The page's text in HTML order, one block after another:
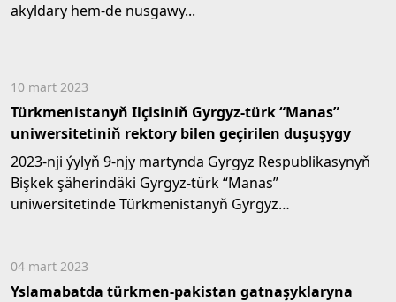
akyldary hem-de nusgawy...
10 mart 2023
Türkmenistanyň Ilçisiniň Gyrgyz-türk “Manas”
uniwersitetiniň rektory bilen geçirilen duşuşygy
2023-nji ýylyň 9-njy martynda Gyrgyz Respublikasynyň
Bişkek şäherindäki Gyrgyz-türk “Manas”
uniwersitetinde Türkmenistanyň Gyrgyz
04 mart 2023
Yslamabatda türkmen-pakistan gatnaşyklaryna